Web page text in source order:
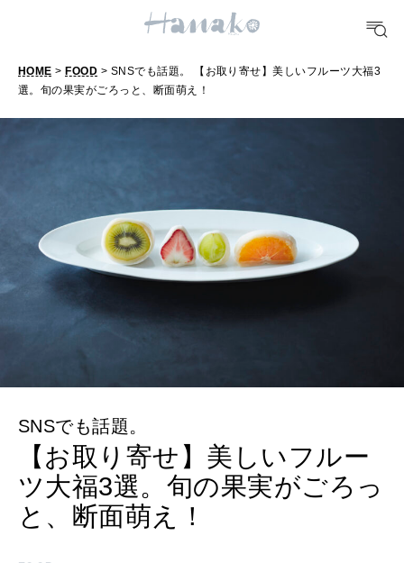
FOOD
TRAVEL
FORTUNE
明日のわたし
[12星座別] Weekly Holoscope
[12星座別] Monthly Love Holoscope
MAMA
ママもいろいろ
HOME > FOOD > SNSでも話題。 【お取り寄せ】美しいフルーツ大福3
選。旬の果実がごろっと、断面萌え！
SNSでも話題。
【お取り寄せ】美しいフルー
ツ大福3選。旬の果実がごろっ
と、断面萌え！